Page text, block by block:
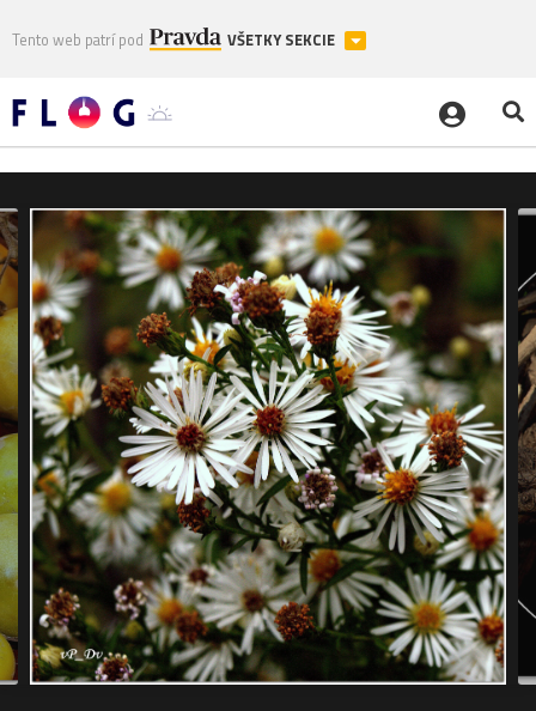
Tento web patrí pod VŠETKY SEKCIE